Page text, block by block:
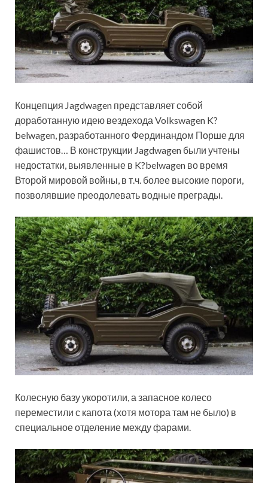
Концепция Jagdwagen представляет собой
доработанную идею вездехода Volkswagen K?
belwagen, разработанного Фердинандом Порше для
фашистов… В конструкции Jagdwagen были учтены
недостатки, выявленные в K?belwagen во время
Второй мировой войны, в т.ч. более высокие пороги,
позволявшие преодолевать водные преграды.
Колесную базу укоротили, а запасное колесо
переместили с капота (хотя мотора там не было) в
специальное отделение между фарами.